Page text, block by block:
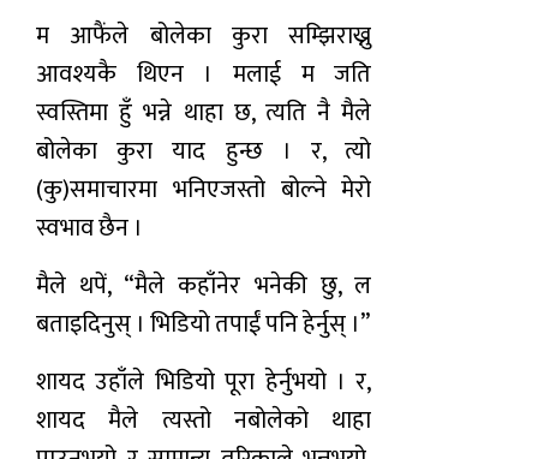
म आफैंले बोलेका कुरा सम्झिराख्नु
आवश्यकै थिएन । मलाई म जति
स्वस्तिमा हुँ भन्ने थाहा छ, त्यति नै मैले
बोलेका कुरा याद हुन्छ । र, त्यो
(कु)समाचारमा भनिएजस्तो बोल्ने मेरो
स्वभाव छैन ।
मैले थपें, “मैले कहाँनेर भनेकी छु, ल
बताइदिनुस् । भिडियो तपाईं पनि हेर्नुस् ।”
शायद उहाँले भिडियो पूरा हेर्नुभयो । र,
शायद मैले त्यस्तो नबोलेको थाहा